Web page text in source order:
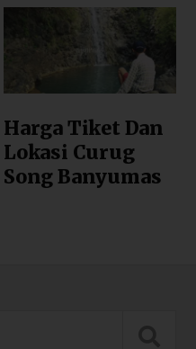
Harga Tiket Dan
Lokasi Curug
Song Banyumas